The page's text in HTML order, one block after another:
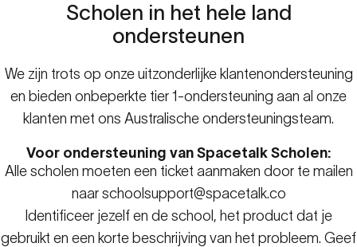
Scholen in het hele land
ondersteunen
We zijn trots op onze uitzonderlijke klantenondersteuning
en bieden onbeperkte tier 1-ondersteuning aan al onze
klanten met ons Australische ondersteuningsteam.
Voor ondersteuning van Spacetalk Scholen:
Alle scholen moeten een ticket aanmaken door te mailen
naar schoolsupport@spacetalk.co
Identificeer jezelf en de school, het product dat je
gebruikt en een korte beschrijving van het probleem. Geef